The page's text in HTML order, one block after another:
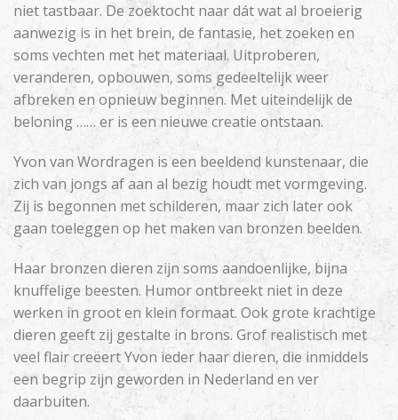
niet tastbaar. De zoektocht naar dát wat al broeierig
aanwezig is in het brein, de fantasie, het zoeken en
soms vechten met het materiaal. Uitproberen,
veranderen, opbouwen, soms gedeeltelijk weer
afbreken en opnieuw beginnen. Met uiteindelijk de
beloning …… er is een nieuwe creatie ontstaan.
Yvon van Wordragen is een beeldend kunstenaar, die
zich van jongs af aan al bezig houdt met vormgeving.
Zij is begonnen met schilderen, maar zich later ook
gaan toeleggen op het maken van bronzen beelden.
Haar bronzen dieren zijn soms aandoenlijke, bijna
knuffelige beesten. Humor ontbreekt niet in deze
werken in groot en klein formaat. Ook grote krachtige
dieren geeft zij gestalte in brons. Grof realistisch met
veel flair creëert Yvon ieder haar dieren, die inmiddels
een begrip zijn geworden in Nederland en ver
daarbuiten.